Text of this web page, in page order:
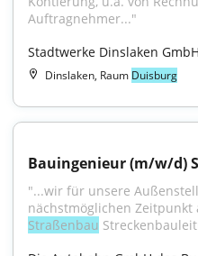
Auftragnehmer..."
Stadtwerke Dinslaken GmbH
Dinslaken, Raum Duisburg
Bauingenieur (m/w/d)
"...wir für unsere
Straßenbau